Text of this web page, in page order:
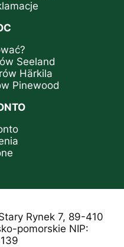
Seeland
Härkila
Pinewood
Rynek 7, 89-410
pomorskie NIP: